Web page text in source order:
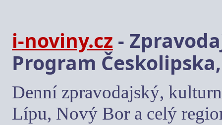
i-noviny.cz -
Program
Denní zpravodajský,
Lípu, Nový Bor a celý